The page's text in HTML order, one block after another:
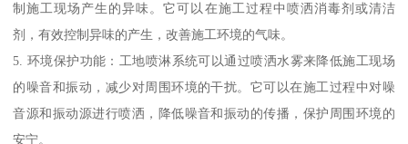
制施工现场产生的异味。它可以在施工过程中喷洒消毒剂或清洁
剂，有效控制异味的产生，改善施工环境的气味。
5. 环境保护功能：工地喷淋系统可以通过喷洒水雾来降低施工现场
的噪音和振动，减少对周围环境的干扰。它可以在施工过程中对噪
音源和振动源进行喷洒，降低噪音和振动的传播，保护周围环境的
安宁。